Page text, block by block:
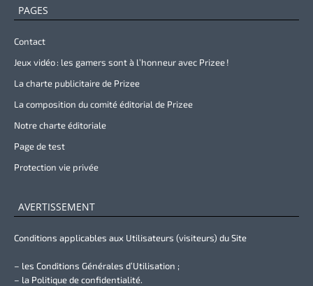
PAGES
Contact
Jeux vidéo : les gamers sont à l’honneur avec Prizee !
La charte publicitaire de Prizee
La composition du comité éditorial de Prizee
Notre charte éditoriale
Page de test
Protection vie privée
AVERTISSEMENT
Conditions applicables aux Utilisateurs (visiteurs) du Site
– les Conditions Générales d’Utilisation ;
– la Politique de confidentialité.